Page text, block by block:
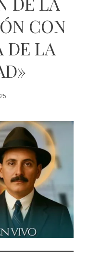
CON
DE LA